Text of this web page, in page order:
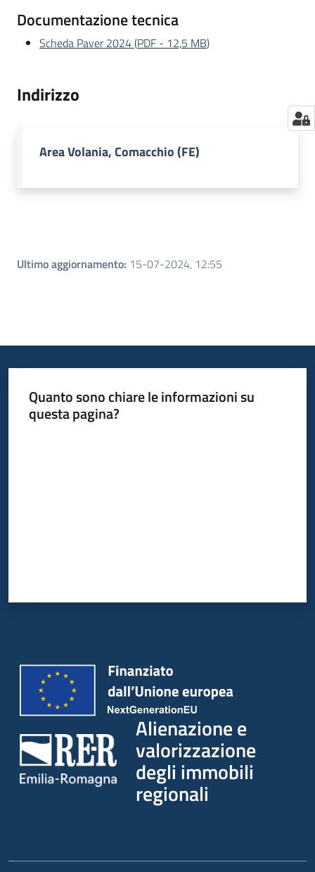
Documentazione tecnica
Scheda Paver 2024(PDF - 12,5 MB)
Indirizzo
Area Volania, Comacchio (FE)
Ultimo aggiornamento: 15-07-2024, 12:55
Quanto sono chiare le informazioni su
questa pagina?
Alienazione e
valorizzazione
degli immobili
regionali